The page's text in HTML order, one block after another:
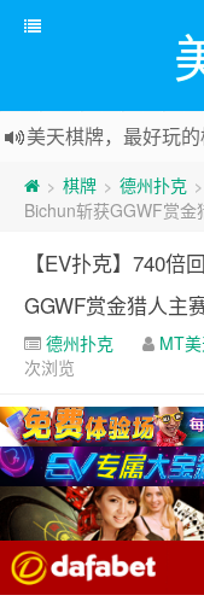
> 棋牌 > 德州扑克 >
Bichun斩获GGWF赏金
【EV扑克】740倍
GGWF赏金猎人主
德州扑克 MT
次浏览